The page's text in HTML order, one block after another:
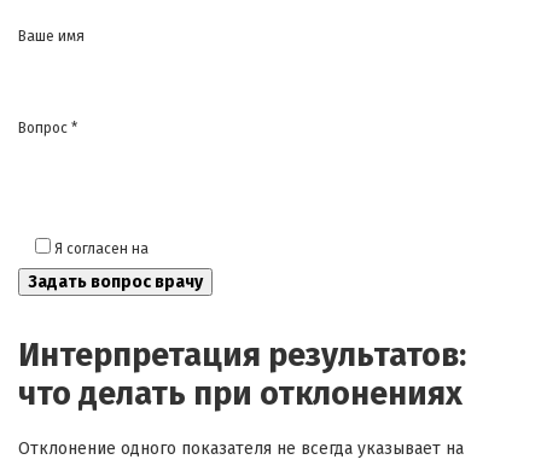
Ваше имя
Вопрос *
Я согласен на
Интерпретация результатов:
что делать при отклонениях
Отклонение одного показателя не всегда указывает на